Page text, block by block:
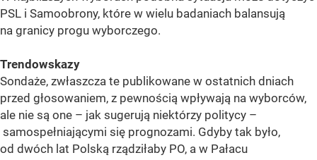
PSL i Samoobrony, które w wielu badaniach balansują
na granicy progu wyborczego.
Trendowskazy
Sondaże, zwłaszcza te publikowane w ostatnich dniach
przed głosowaniem, z pewnością wpływają na wyborców,
ale nie są one – jak sugerują niektórzy politycy –
samospełniającymi się prognozami. Gdyby tak było,
od dwóch lat Polską rządziłaby PO, a w Pałacu